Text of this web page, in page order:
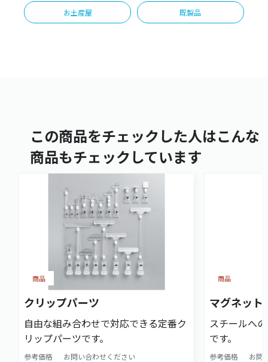
お土産屋 既製品
この商品をチェックした人はこんな
商品もチェックしています
クリップパーツ
自由な組み合わせで対応できる定番ク
リップパーツです。
参考価格 お問い合わせください
商品
マグネット
スチールへ
です。
参考価格 お問
商品